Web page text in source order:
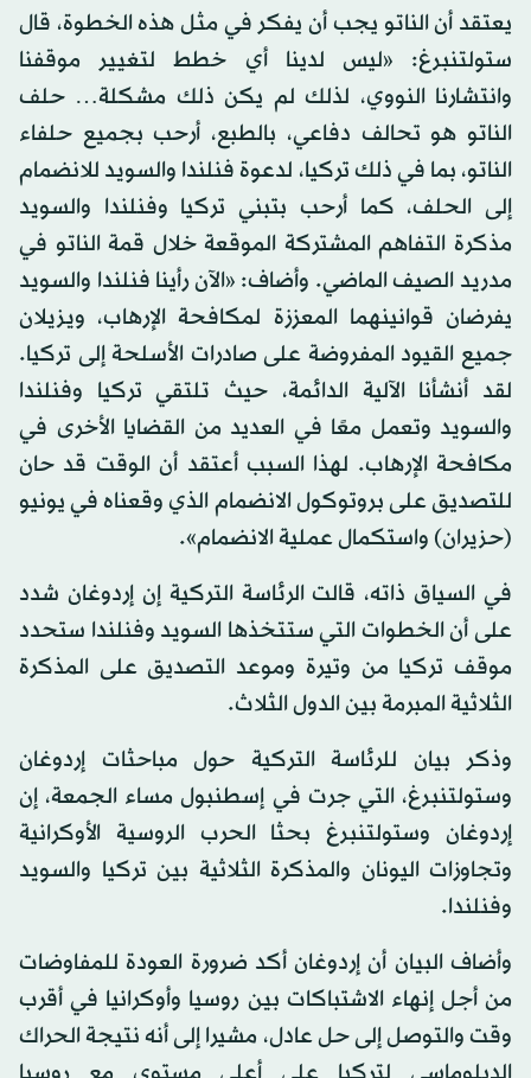
يعتقد أن الناتو يجب أن يفكر في مثل هذه الخطوة، قال
ستولتنبرغ: «ليس لدينا أي خطط لتغيير موقفنا
وانتشارنا النووي، لذلك لم يكن ذلك مشكلة… حلف
الناتو هو تحالف دفاعي، بالطبع، أرحب بجميع حلفاء
الناتو، بما في ذلك تركيا، لدعوة فنلندا والسويد للانضمام
إلى الحلف، كما أرحب بتبني تركيا وفنلندا والسويد
مذكرة التفاهم المشتركة الموقعة خلال قمة الناتو في
مدريد الصيف الماضي. وأضاف: «الآن رأينا فنلندا والسويد
يفرضان قوانينهما المعززة لمكافحة الإرهاب، ويزيلان
جميع القيود المفروضة على صادرات الأسلحة إلى تركيا.
لقد أنشأنا الآلية الدائمة، حيث تلتقي تركيا وفنلندا
والسويد وتعمل معًا في العديد من القضايا الأخرى في
مكافحة الإرهاب. لهذا السبب أعتقد أن الوقت قد حان
للتصديق على بروتوكول الانضمام الذي وقعناه في يونيو
(حزيران) واستكمال عملية الانضمام».
في السياق ذاته، قالت الرئاسة التركية إن إردوغان شدد
على أن الخطوات التي ستتخذها السويد وفنلندا ستحدد
موقف تركيا من وتيرة وموعد التصديق على المذكرة
الثلاثية المبرمة بين الدول الثلاث.
وذكر بيان للرئاسة التركية حول مباحثات إردوغان
وستولتنبرغ، التي جرت في إسطنبول مساء الجمعة، إن
إردوغان وستولتنبرغ بحثا الحرب الروسية الأوكرانية
وتجاوزات اليونان والمذكرة الثلاثية بين تركيا والسويد
وفنلندا.
وأضاف البيان أن إردوغان أكد ضرورة العودة للمفاوضات
من أجل إنهاء الاشتباكات بين روسيا وأوكرانيا في أقرب
وقت والتوصل إلى حل عادل، مشيرا إلى أنه نتيجة الحراك